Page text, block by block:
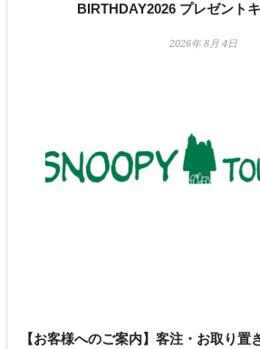
BIRTHDAY2026 プレゼント
2026年 8月 4日
【お客様へのご案内】客注・お取り置